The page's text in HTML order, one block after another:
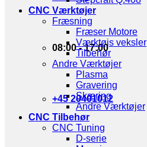
08:00 - 17:00
+45 20401012
CNC Værktøjer
Fræsning
Fræser Motore
Værktøjs veksler
Tilbehør
Andre Værktøjer
Plasma
Gravering
Skæring
Andre Værktøjer
CNC Tilbehør
CNC Tuning
D-serie